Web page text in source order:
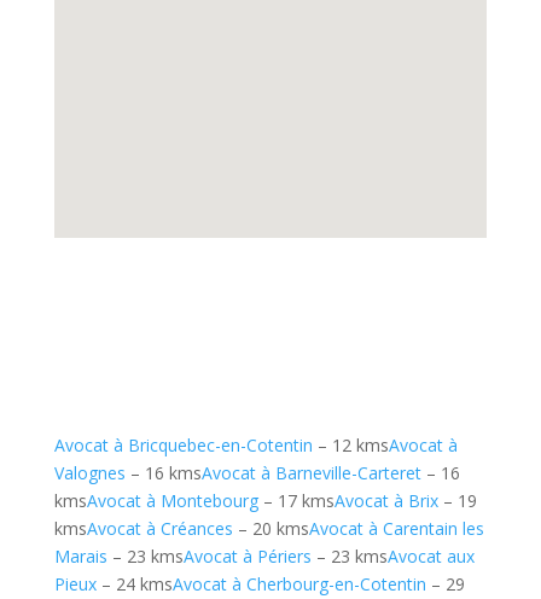
Avocat à Bricquebec-en-Cotentin – 12 kmsAvocat à
Valognes – 16 kmsAvocat à Barneville-Carteret– 16
kmsAvocat à Montebourg– 17 kmsAvocat à Brix– 19
kmsAvocat à Créances – 20 kmsAvocat à Carentain les
Marais – 23 kmsAvocat à Périers – 23 kmsAvocat aux
Pieux– 24 kmsAvocat à Cherbourg-en-Cotentin – 29